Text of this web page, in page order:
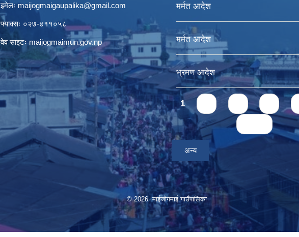
इमेलः maijogmaigaupalika@gmail.com
फ्याक्सः ०२७-४११०५८
वेव साइटः maijogmaimun.gov.np
मर्मत आदेश
मर्मत आदेश
भ्रमण आदेश
Pages
1
अन्य
© 2026 माईजोगमाई गाउँपालिका